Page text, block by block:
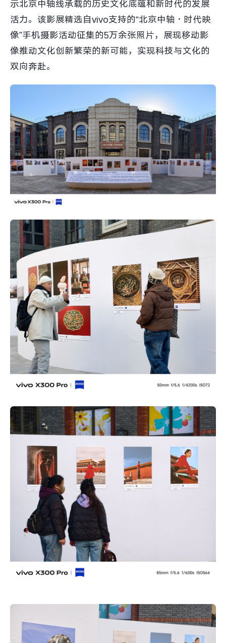
示北京中轴线承载的历史文化底蕴和新时代的发展
活力。该影展精选自vivo支持的“北京中轴·时代映
像”手机摄影活动征集的5万余张照片，展现移动影
像推动文化创新繁荣的新可能，实现科技与文化的
双向奔赴。